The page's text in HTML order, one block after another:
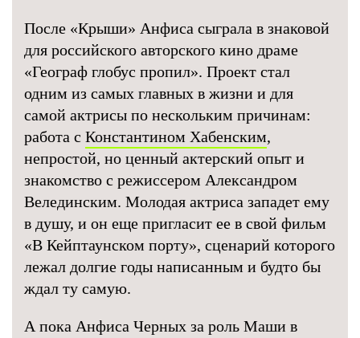
После «Крыши» Анфиса сыграла в знаковой
для российского авторского кино драме
«Географ глобус пропил». Проект стал
одним из самых главных в жизни и для
самой актрисы по нескольким причинам:
работа с Константином Хабенским,
непростой, но ценный актерский опыт и
знакомство с режиссером Александром
Велединским. Молодая актриса западет ему
в душу, и он еще пригласит ее в свой фильм
«В Кейптаунском порту», сценарий которого
лежал долгие годы написанным и будто бы
ждал ту самую.
А пока Анфиса Черных за роль Маши в